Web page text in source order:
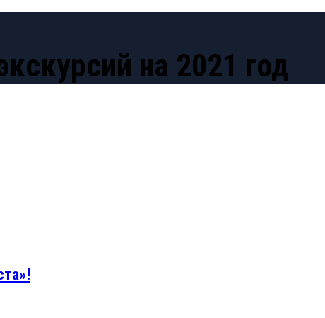
на 2021 год